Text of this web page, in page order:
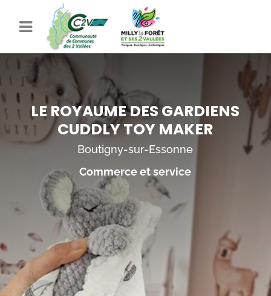
LE ROYAUME DES GARDIENS
CUDDLY TOY MAKER
Boutigny-sur-Essonne
Commerce et service